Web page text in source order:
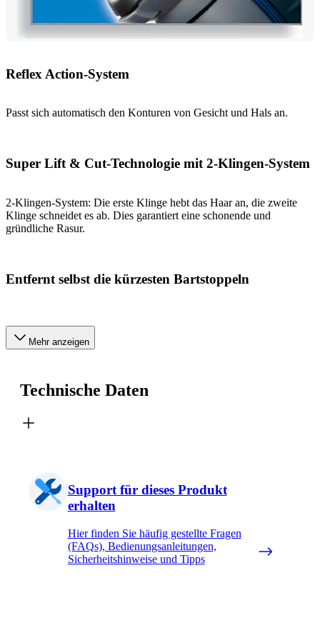
Reflex Action-System
Passt sich automatisch den Konturen von Gesicht und Hals an.
Super Lift & Cut-Technologie mit 2-Klingen-System
2-Klingen-System: Die erste Klinge hebt das Haar an, die zweite
Klinge schneidet es ab. Dies garantiert eine schonende und
gründliche Rasur.
Entfernt selbst die kürzesten Bartstoppeln
Mehr anzeigen
Technische Daten
Support für dieses Produkt
erhalten
Hier finden Sie häufig gestellte Fragen
(FAQs), Bedienungsanleitungen,
Sicherheitshinweise und Tipps